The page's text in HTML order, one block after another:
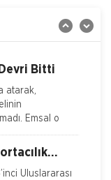
Geleceğini
Bitti
atarak,
Emsal o
Uluslararası